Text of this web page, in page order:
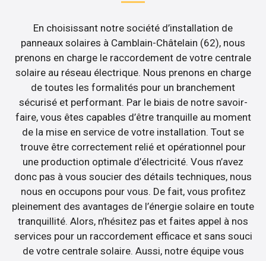
En choisissant notre société d’installation de
panneaux solaires à Camblain-Châtelain (62), nous
prenons en charge le raccordement de votre centrale
solaire au réseau électrique. Nous prenons en charge
de toutes les formalités pour un branchement
sécurisé et performant. Par le biais de notre savoir-
faire, vous êtes capables d’être tranquille au moment
de la mise en service de votre installation. Tout se
trouve être correctement relié et opérationnel pour
une production optimale d’électricité. Vous n’avez
donc pas à vous soucier des détails techniques, nous
nous en occupons pour vous. De fait, vous profitez
pleinement des avantages de l’énergie solaire en toute
tranquillité. Alors, n’hésitez pas et faites appel à nos
services pour un raccordement efficace et sans souci
de votre centrale solaire. Aussi, notre équipe vous